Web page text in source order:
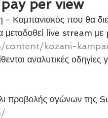
per view
μεταδοθεί live stream
content/kozani-
προβολής αγώνων της